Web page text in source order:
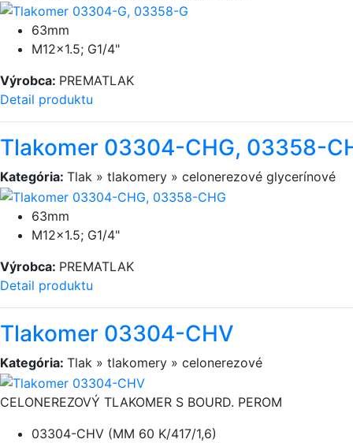
63mm
M12×1.5; G1/4"
Výrobca: PREMATLAK
Detail produktu
Tlakomer 03304-CHG, 03358-
Kategória: Tlak » tlakomery » celonerezové glycerínové
63mm
M12×1.5; G1/4"
Výrobca: PREMATLAK
Detail produktu
Tlakomer 03304-CHV
Kategória: Tlak » tlakomery » celonerezové
CELONEREZOVÝ TLAKOMER S BOURD. PEROM
03304-CHV (MM 60 K/417/1,6)